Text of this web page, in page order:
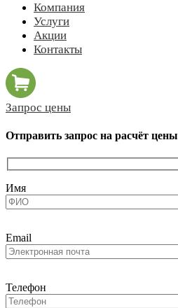
Компания
Услуги
Акции
Контакты
Запрос цены
Отправить запрос на расчёт цены
Имя
Email
Телефон